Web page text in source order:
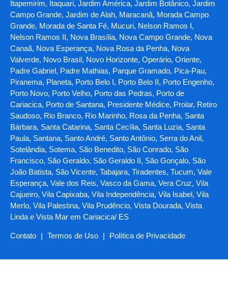
Itapemirim, Itaquari, Jardim América, Jardim Botânico, Jardim
Campo Grande, Jardim de Alah, Maracanã, Morada Campo
Grande, Morada de Santa Fé, Mucuri, Nelson Ramos I,
Nelson Ramos II, Nova Brasília, Nova Campo Grande, Nova
Canaã, Nova Esperança, Nova Rosa da Penha, Nova
Valverde, Novo Brasil, Novo Horizonte, Operário, Oriente,
Padre Gabriel, Padre Mathias, Parque Gramado, Pica-Pau,
Piranema, Planeta, Porto Belo I, Porto Belo II, Porto Engenho,
Porto Novo, Porto Velho, Porto das Pedras, Porto de
Cariacica, Porto de Santana, Presidente Médice, Prolar, Retiro
Saudoso, Rio Branco, Rio Marinho, Rosa da Penha, Santa
Bárbara, Santa Catarina, Santa Cecília, Santa Luzia, Santa
Paula, Santana, Santo André, Santo Antônio, Serra do Anil,
Sotelândia, Sotema, São Benedito, São Conrado, São
Francisco, São Geraldo, São Geraldo II, São Gonçalo, São
João Batista, São Vicente, Tabajara, Tiradentes, Tucum, Vale
Esperança, Vale dos Reis, Vasco da Gama, Vera Cruz, Vila
Cajueiro, Vila Capixaba, Vila Independência, Vila Isabel, Vila
Merlo, Vila Palestina, Vila Prudêncio, Vista Dourada, Vista
Linda e Vista Mar em Cariacica/ ES
Contato | Termos de Uso | Política de Privacidade